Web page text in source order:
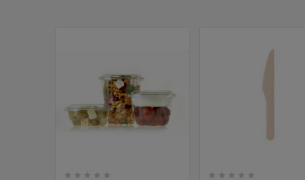
         